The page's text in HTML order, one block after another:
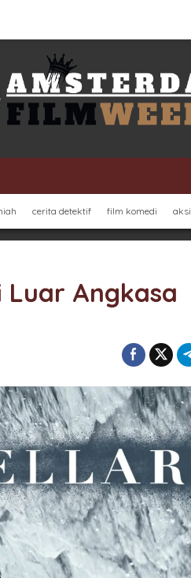
cerita detektif film komedi aksi
Luar Angkasa